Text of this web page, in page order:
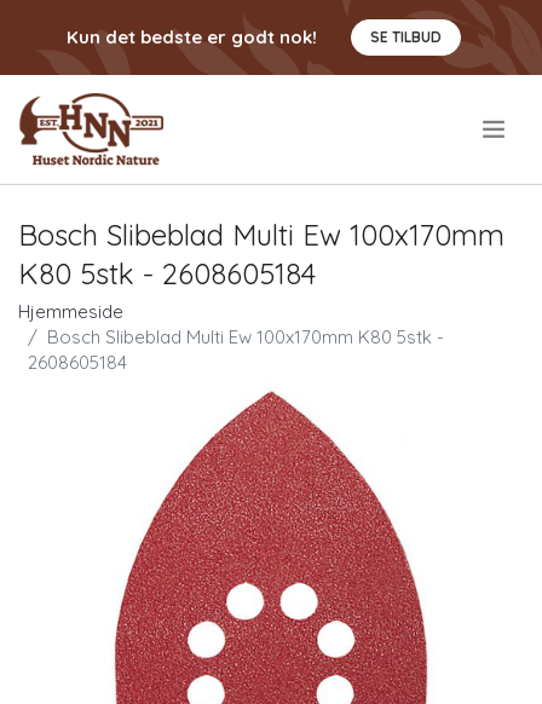
Kun det bedste er godt nok! SE TILBUD
Bosch Slibeblad Multi Ew 100x170mm
K80 5stk - 2608605184
Hjemmeside
Bosch Slibeblad Multi Ew 100x170mm K80 5stk -
2608605184